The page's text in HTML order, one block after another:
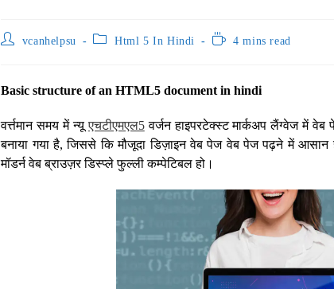
vcanhelpsu Html 5 In Hindi 4 mins read
Basic structure of an HTML5 document in hindi
वर्त्तमान समय में न्यूएचटीएमएल5वर्जन हाइपरटेक्स्ट मार्कअप लैंग्वेज में
बनाया गया है, जिससे कि मौजूदा डिज़ाइन वेब पेज वेब पेज पढ़ने में आसान
मॉडर्न वेब ब्राउज़र डिस्प्ले फुल्ली कम्पेटिबल हो।